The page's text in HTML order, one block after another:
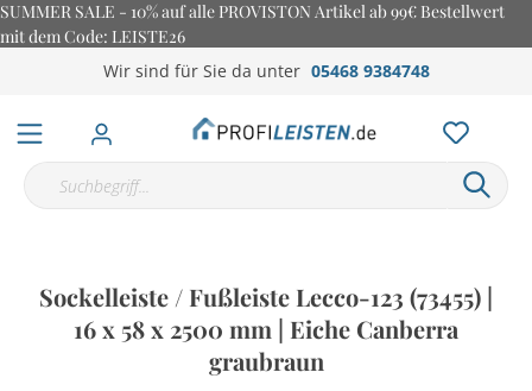
SUMMER SALE - 10% auf alle PROVISTON Artikel ab 99€ Bestellwert
mit dem Code: LEISTE26
Wir sind für Sie da unter 05468 9384748
Sockelleiste / Fußleiste Lecco-123 (73455) |
16 x 58 x 2500 mm | Eiche Canberra
graubraun